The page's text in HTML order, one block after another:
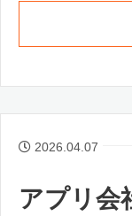
2026.04.07
アプリ会